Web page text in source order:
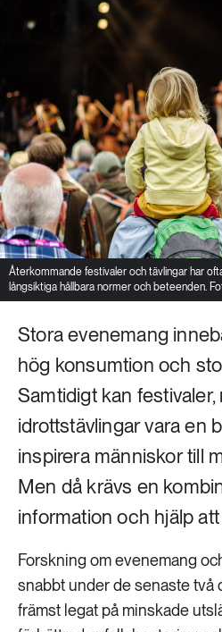
Återkommande festivaler och tävlingar har
långsiktiga hållbara normer och beteenden.
Stora evenemang
hög konsumtion och
Samtidigt kan
idrottstävlingar vara en
inspirera människor till
Men då krävs en
information och hjälp
Forskning om evenemang
snabbt under de senaste två
främst legat på minskade